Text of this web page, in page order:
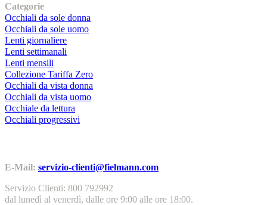
Categorie
Occhiali da sole donna
Occhiali da sole uomo
Lenti giornaliere
Lenti settimanali
Lenti mensili
Collezione Tariffa Zero
Occhiali da vista donna
Occhiali da vista uomo
Occhiale da lettura
Occhiali progressivi
E-Mail: servizio-clienti@fielmann.com
Servizio Clienti: 800 792992
dal lunedì al venerdì, dalle ore 9:00 alle ore 18:00.